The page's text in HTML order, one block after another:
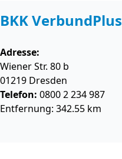
BKK VerbundPlus
Adresse:
Wiener Str. 80 b
01219 Dresden
Telefon: 0800 2 234 987
Entfernung: 342.55 km